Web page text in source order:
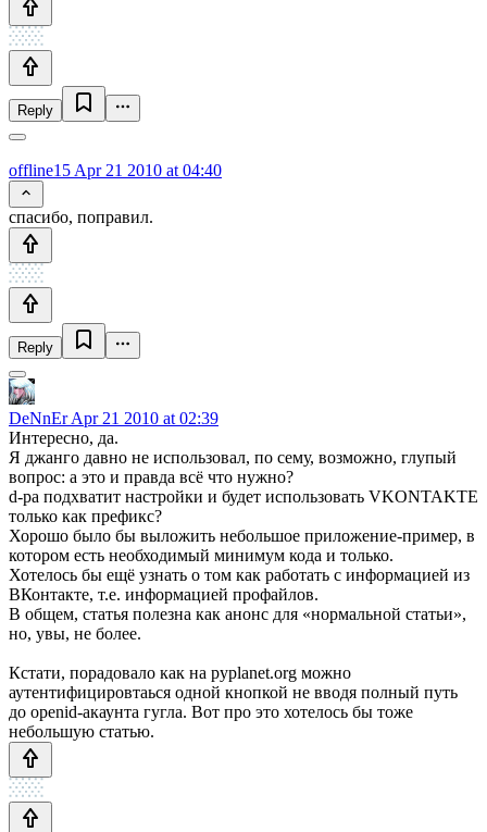
Reply
offline15 Apr 21 2010 at 04:40
спасибо, поправил.
Reply
DeNnErApr 21 2010 at 02:39
Интересно, да.
Я джанго давно не использовал, по сему, возможно, глупый
вопрос: а это и правда всё что нужно?
d-pa подхватит настройки и будет использовать VKONTAKTE
только как префикс?
Хорошо было бы выложить небольшое приложение-пример, в
котором есть необходимый минимум кода и только.
Хотелось бы ещё узнать о том как работать с информацией из
ВКонтакте, т.е. информацией профайлов.
В общем, статья полезна как анонс для «нормальной статьи»,
но, увы, не более.
Кстати, порадовало как на pyplanet.org можно
аутентифицировтаься одной кнопкой не вводя полный путь
до openid-акаунта гугла. Вот про это хотелось бы тоже
небольшую статью.